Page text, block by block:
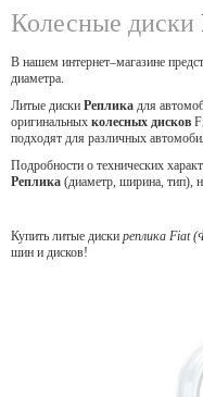
Колесные диски
В нашем интернет–магазине
диаметра.
Литые диски Реплика для
оригинальных колесных дисков
подходят для различных
Подробности о технических
Реплика (диаметр, ширина, тип),
Купить литые диски реплика Fiat
шин и дисков!